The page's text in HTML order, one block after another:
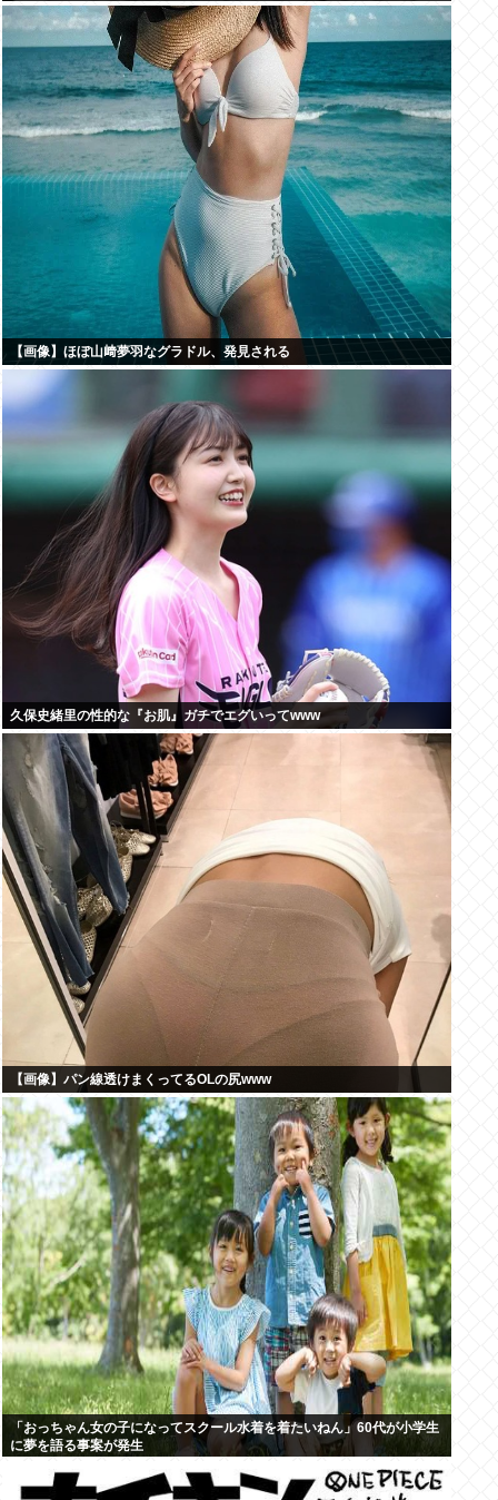
【画像】ほぼ山﨑夢羽なグラドル、発見される
久保史緒里の性的な『お肌』ガチでエグいってwww
【画像】パン線透けまくってるOLの尻www
「おっちゃん女の子になってスクール水着を着たいねん」60代が小学生
に夢を語る事案が発生